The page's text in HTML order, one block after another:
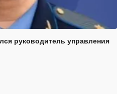
руководитель управления